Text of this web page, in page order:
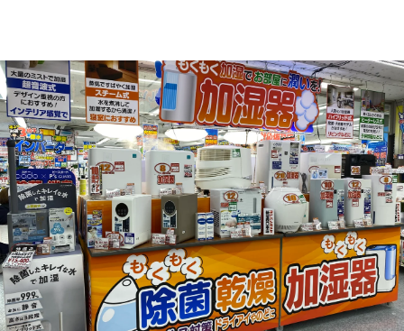
トピックス
TBS Podcast
お知らせ
イベント・グッズ
YouTube
会社情報